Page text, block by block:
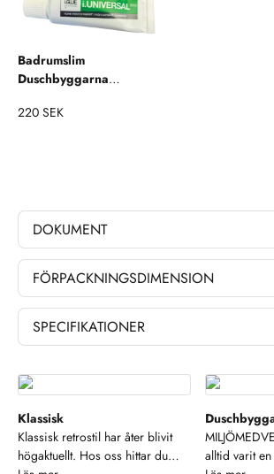
Badrumslim
Duschbyggarna
Accessoarer
220 SEK
DOKUMENT
FÖRPACKNINGSDIMENSION
SPECIFIKATIONER
Klassisk
Klassisk retrostil har åter blivit
högaktuellt. Hos oss hittar du
alltid varit